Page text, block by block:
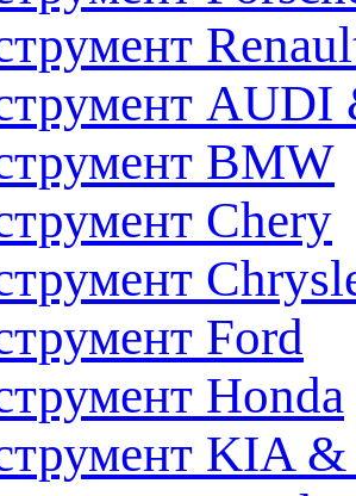
AUDI
BMW
Chery
Ford
Honda
KIA